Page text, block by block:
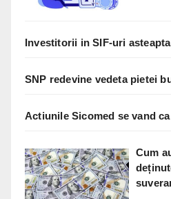
Investitorii in SIF-uri
SNP redevine vedeta pietei
Actiunile Sicomed se vand
Cum